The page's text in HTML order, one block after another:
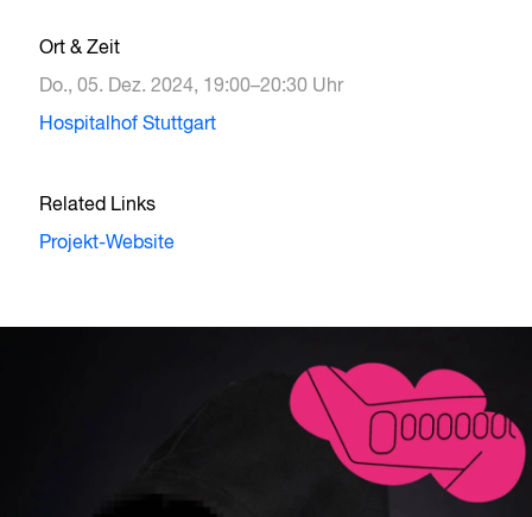
Ort & Zeit
Do., 05. Dez. 2024, 19:00–20:30 Uhr
Hospitalhof Stuttgart
Related Links
Projekt-Website